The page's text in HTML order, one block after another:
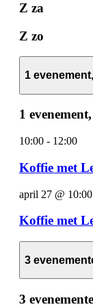
Z za
Z zo
1 evenement,
1 evenement,
10:00 - 12:00
Koffie met
april 27 @ 10:00
Koffie met
3
3